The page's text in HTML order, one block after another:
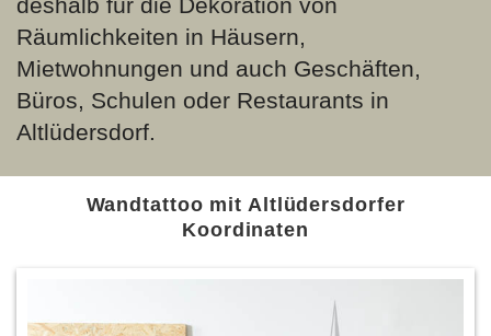
Räumlichkeiten in Häusern,
Mietwohnungen und auch Geschäften,
Büros, Schulen oder Restaurants in
Altlüdersdorf.
Wandtattoo mit Altlüdersdorfer
Koordinaten